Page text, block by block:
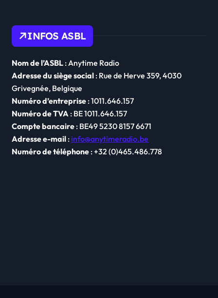
INFOS ASBL
Nom de l’ASBL : Anytime Radio
Adresse du siège social : Rue de Herve 359, 4030
Grivegnée, Belgique
Numéro d’entreprise : 1011.646.157
Numéro de TVA : BE 1011.646.157
Compte bancaire : BE49 5230 8157 6671
Adresse e-mail : info@anytimeradio.be
Numéro de téléphone : +32 (0)465.486.778